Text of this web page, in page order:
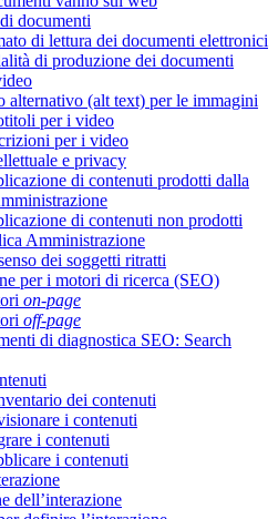
documenti
di lettura dei documenti elettronici
di produzione dei documenti
alternativo (alt text) per le immagini
per i video
per i video
e privacy
di contenuti prodotti dalla
di contenuti non prodotti
Amministrazione
dei soggetti ritratti
per i motori di ricerca (SEO)
on-page
off-page
di diagnostica SEO: Search
dei contenuti
i contenuti
i contenuti
i contenuti
dell’interazione